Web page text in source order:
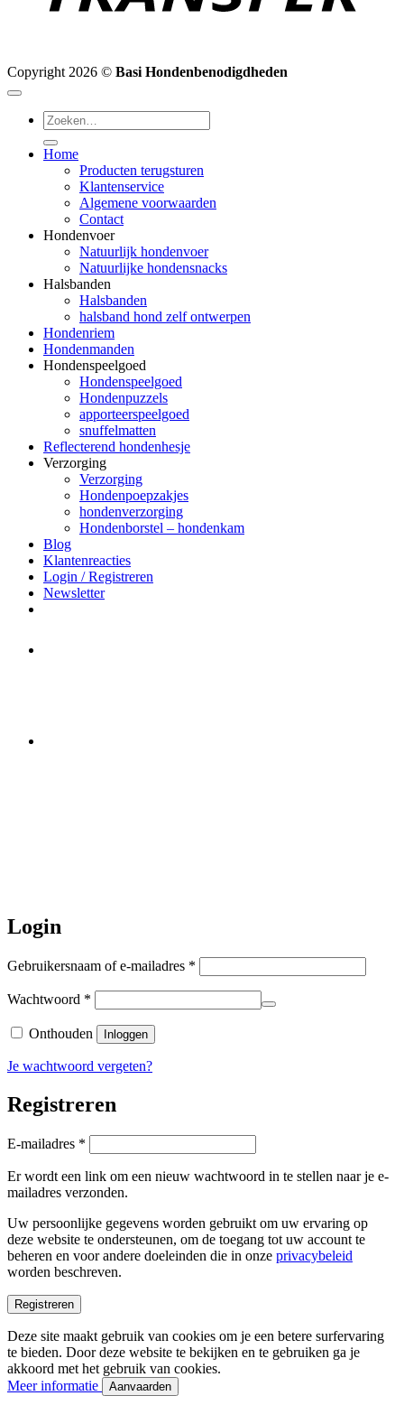
Copyright 2026 © Basi Hondenbenodigdheden
Zoeken
naar:
Home
Producten terugsturen
Klantenservice
Algemene voorwaarden
Contact
Hondenvoer
Natuurlijk hondenvoer
Natuurlijke hondensnacks
Halsbanden
Halsbanden
halsband hond zelf ontwerpen
Hondenriem
Hondenmanden
Hondenspeelgoed
Hondenspeelgoed
Hondenpuzzels
apporteerspeelgoed
snuffelmatten
Reflecterend hondenhesje
Verzorging
Verzorging
Hondenpoepzakjes
hondenverzorging
Hondenborstel – hondenkam
Blog
Klantenreacties
Login / Registreren
Newsletter
Login
Gebruikersnaam of e-mailadres *
Wachtwoord *
Onthouden Inloggen
Je wachtwoord vergeten?
Registreren
E-mailadres *
Er wordt een link om een nieuw wachtwoord in te stellen naar je e-
mailadres verzonden.
Uw persoonlijke gegevens worden gebruikt om uw ervaring op
deze website te ondersteunen, om de toegang tot uw account te
beheren en voor andere doeleinden die in onze privacybeleid
worden beschreven.
Registreren
Deze site maakt gebruik van cookies om je een betere surfervaring
te bieden. Door deze website te bekijken en te gebruiken ga je
akkoord met het gebruik van cookies.
Meer informatie
Aanvaarden